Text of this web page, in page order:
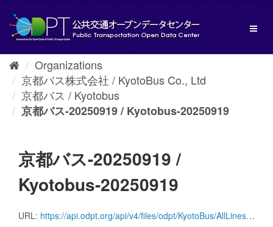
content
Organizations
京都バス株式会社 / KyotoBus Co., Ltd
京都バス / Kyotobus
京都バス-20250919 / Kyotobus-20250919
京都バス-20250919 /
Kyotobus-20250919
URL: https://api.odpt.org/api/v4/files/odpt/KyotoBus/AllLinesAnotherversion.zip?date=20250919&acl:consumerKey=[アクセストークン/YOUR_ACCESS_TOKEN]